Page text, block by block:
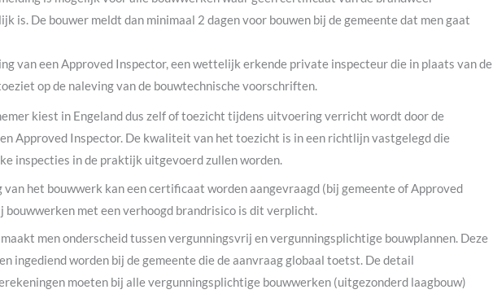
is. De bouwer meldt dan minimaal 2 dagen voor bouwen bij de gemeente dat men gaat
van een Approved Inspector, een wettelijk erkende private inspecteur die in plaats van de
op de naleving van de bouwtechnische voorschriften.
kiest in Engeland dus zelf of toezicht tijdens uitvoering verricht wordt door de
Approved Inspector. De kwaliteit van het toezicht is in een richtlijn vastgelegd die
inspecties in de praktijk uitgevoerd zullen worden.
van het bouwwerk kan een certificaat worden aangevraagd (bij gemeente of Approved
bouwwerken met een verhoogd brandrisico is dit verplicht.
men onderscheid tussen vergunningsvrij en vergunningsplichtige bouwplannen. Deze
ingediend worden bij de gemeente die de aanvraag globaal toetst. De detail
moeten bij alle vergunningsplichtige bouwwerken (uitgezonderd laagbouw)